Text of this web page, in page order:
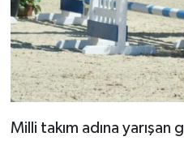
Milli takım adına